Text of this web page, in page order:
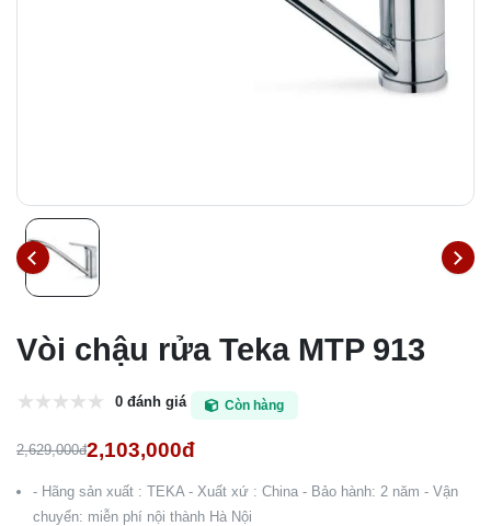
Vòi chậu rửa Teka MTP 913
0 đánh giá Còn hàng
2,629,000đ2,103,000đ
- Hãng sản xuất : TEKA - Xuất xứ : China - Bảo hành: 2 năm - Vận
chuyển: miễn phí nội thành Hà Nội